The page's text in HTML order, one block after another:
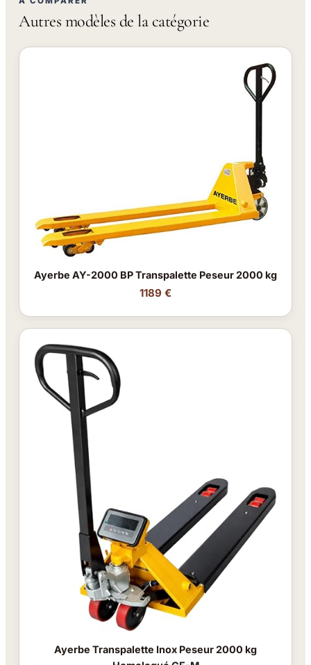
Autres modèles de la catégorie
Ayerbe AY-2000 BP Transpalette Peseur 2000 kg
1189 €
Ayerbe Transpalette Inox Peseur 2000 kg